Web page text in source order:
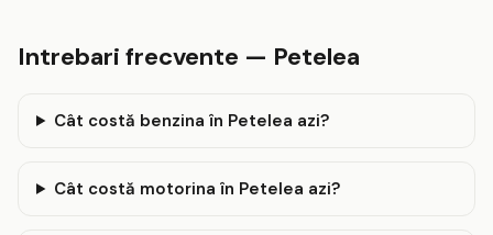
Intrebari frecvente — Petelea
Cât costă benzina în Petelea azi?
Cât costă motorina în Petelea azi?